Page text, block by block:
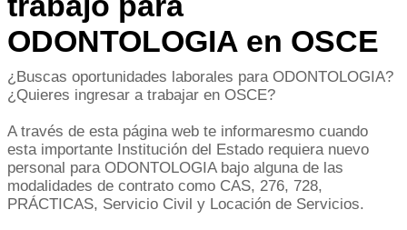
ODONTOLOGIA en OSCE
¿Buscas oportunidades laborales para ODONTOLOGIA?
¿Quieres ingresar a trabajar en OSCE?
A través de esta página web te informaresmo cuando
esta importante Institución del Estado requiera nuevo
personal para ODONTOLOGIA bajo alguna de las
modalidades de contrato como CAS, 276, 728,
PRÁCTICAS, Servicio Civil y Locación de Servicios.